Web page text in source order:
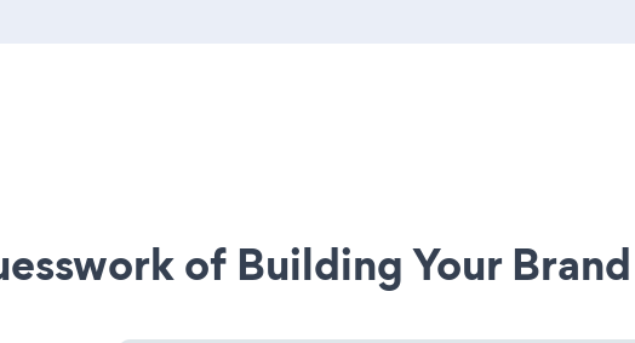
of Building Your Brand